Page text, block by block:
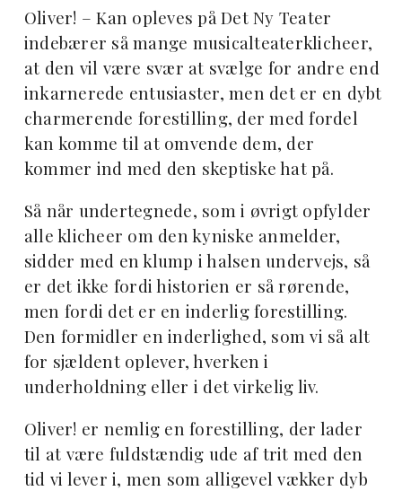
Oliver! – Kan opleves på Det Ny Teater
indebærer så mange musicalteaterklicheer,
at den vil være svær at svælge for andre end
inkarnerede entusiaster, men det er en dybt
charmerende forestilling, der med fordel
kan komme til at omvende dem, der
kommer ind med den skeptiske hat på.
Så når undertegnede, som i øvrigt opfylder
alle klicheer om den kyniske anmelder,
sidder med en klump i halsen undervejs, så
er det ikke fordi historien er så rørende,
men fordi det er en inderlig forestilling.
Den formidler en inderlighed, som vi så alt
for sjældent oplever, hverken i
underholdning eller i det virkelig liv.
Oliver! er nemlig en forestilling, der lader
til at være fuldstændig ude af trit med den
tid vi lever i, men som alligevel vækker dyb